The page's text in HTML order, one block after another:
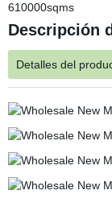
610000sqms
Descripción
Detalles del